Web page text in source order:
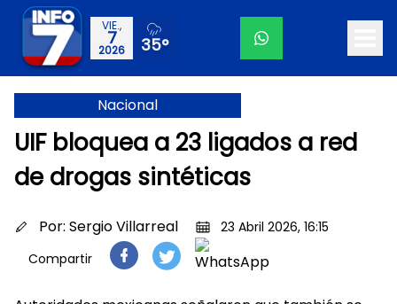
VIE.,
7
2026 35°
Nacional
UIF bloquea a 23 ligados a red
de drogas sintéticas
Por: Sergio Villarreal
23 Abril 2026, 16:15
Compartir